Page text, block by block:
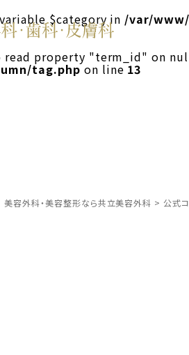
$category in /var/
read property "term_id" on
tag.phpon line13
美容外科・美容整形なら共立美容外科 > 公式